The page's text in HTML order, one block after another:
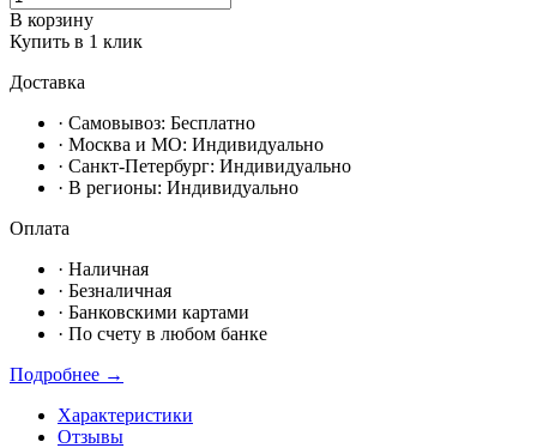
В корзину
Купить в 1 клик
Доставка
· Самовывоз: Бесплатно
· Москвa и МО: Индивидуально
· Санкт-Петербург: Индивидуально
· В регионы: Индивидуально
Оплата
· Наличная
· Безналичная
· Банковскими картами
· По счету в любом банке
Подробнее →
Характеристики
Отзывы